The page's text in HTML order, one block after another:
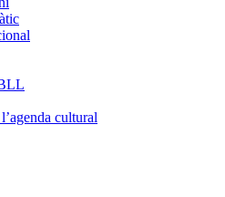
cultural